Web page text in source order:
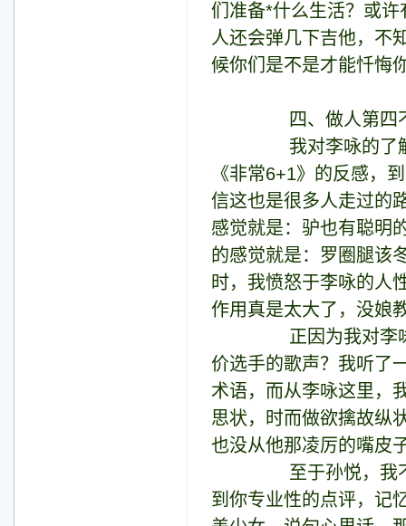
们准备*什么生活？或
人还会弹几下吉他，不
候你们是不是才能忏悔
四、做人第四不
我对李咏的了解，
《非常6+1》的反感，
信这也是很多人走过的
感觉就是：驴也有聪明
的感觉就是：罗圈腿该
时，我愤怒于李咏的人
作用真是太大了，没娘
正因为我对李咏的
价选手的歌声？我听了
术语，而从李咏这里，
思状，时而做欲擒故纵
也没从他那凌厉的嘴皮
至于孙悦，我不知
到你专业性的点评，记